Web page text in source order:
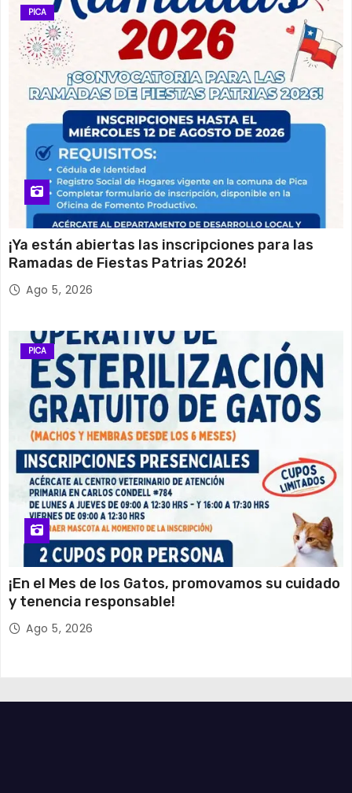
PICA
¡Ya están abiertas las inscripciones para las
Ramadas de Fiestas Patrias 2026!
Ago 5, 2026
PICA
¡En el Mes de los Gatos, promovamos su cuidado
y tenencia responsable!
Ago 5, 2026